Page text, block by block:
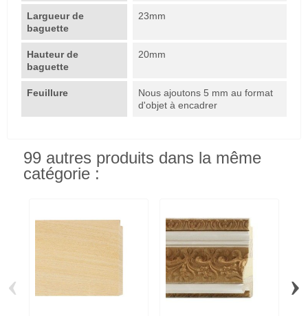
Largueur de
baguette
23mm
Hauteur de
baguette
20mm
Feuillure
Nous ajoutons 5 mm au format
d'objet à encadrer
99 autres produits dans la même
catégorie :
‹ ›